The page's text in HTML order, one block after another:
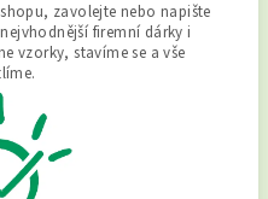
zavolejte nebo napište
firemní dárky i
vzorky, stavíme se a vše